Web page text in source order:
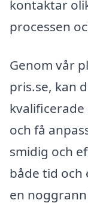
kontaktar
processen
Genom vår
pris.se, kan
och få
smidig och
både tid och
en